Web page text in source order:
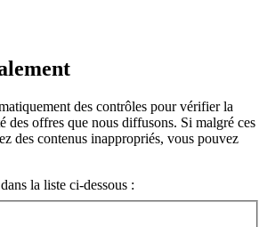
des contrôles pour vérifier la
des offres que nous diffusons. Si malgré ces
des contenus inappropriés, vous pouvez
la liste ci-dessous :